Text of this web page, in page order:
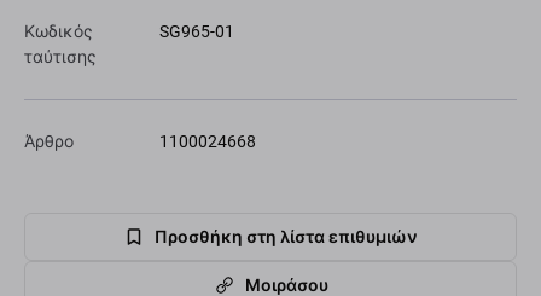
Κωδικός
ταύτισης
SG965-01
Άρθρο 1100024668
Προσθήκη στη λίστα επιθυμιών
Μοιράσου